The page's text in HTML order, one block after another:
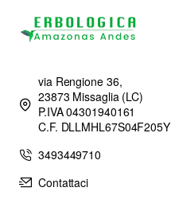
via Rengione 36,
23873 Missaglia (LC)
P.IVA 04301940161
C.F. DLLMHL67S04F205Y
3493449710
Contattaci